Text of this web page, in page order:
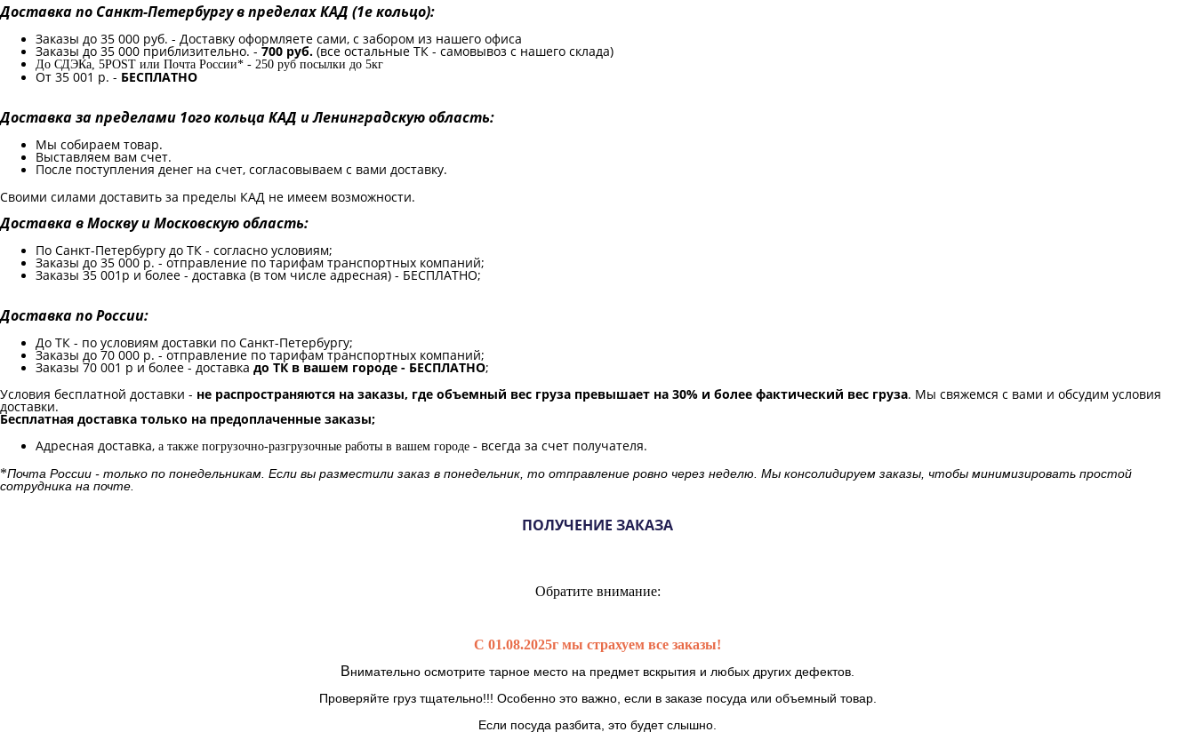
Доставка по Санкт-Петербургу в пределах КАД (1е кольцо):
Заказы до 35 000 руб. - Доставку оформляете сами, с забором из нашего офиса
Заказы до 35 000 приблизительно. - 700 руб. (все остальные ТК - самовывоз с нашего склада)
До СДЭКа, 5POST или Почта России* - 250 руб посылки до 5кг
От 35 001 р. - БЕСПЛАТНО
Доставка за пределами 1ого кольца КАД и Ленинградскую область:
Мы собираем товар.
Выставляем вам счет.
После поступления денег на счет, согласовываем с вами доставку.
Своими силами доставить за пределы КАД не имеем возможности.​
Доставка в Москву и Московскую область:
По Санкт-Петербургу до ТК - согласно условиям;
Заказы до 35 000 р. - отправление по тарифам транспортных компаний;
Заказы 35 001р и более - доставка (в том числе адресная) - БЕСПЛАТНО;
Доставка по России:
До ТК - по условиям доставки по Санкт-Петербургу;
Заказы до 70 000 р. -отправление по тарифам транспортных компаний;
Заказы 70 001 р и более - доставка до ТК в вашем городе - БЕСПЛАТНО;
Условия бесплатной доставки - не распространяются на заказы, где объемный вес груза превышает на 30% и более фактический вес груза. Мы свяжемся с вами и обсудим условия
доставки.
Бесплатная доставка только на предоплаченные заказы;
Адресная доставка, а также погрузочно-разгрузочные работы в вашем городе - всегда за счет получателя.
*Почта России - только по понедельникам. Если вы разместили заказ в понедельник, то отправление ровно через неделю. Мы консолидируем заказы, чтобы минимизировать простой
сотрудника на почте.
ПОЛУЧЕНИЕ ЗАКАЗА
Обратите внимание:
С 01.08.2025г мы страхуем все заказы!
Внимательно осмотрите тарное место на предмет вскрытия и любых других дефектов.
Проверяйте груз тщательно!!! Особенно это важно, если в заказе посуда или объемный товар.
Если посуда разбита, это будет слышно.